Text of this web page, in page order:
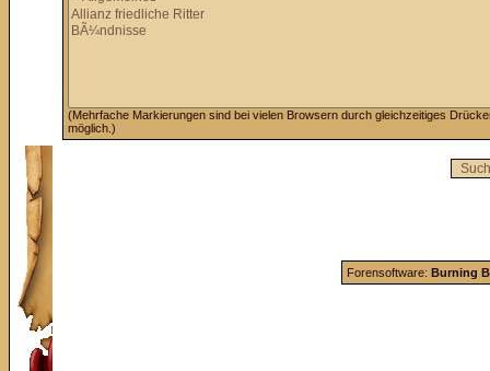
(Mehrfache Markierungen sind bei vielen Browsern durch gleichzeitiges
möglich.)
Forensoftware: Burning